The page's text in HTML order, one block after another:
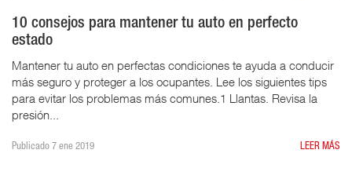
10 consejos para mantener tu auto en perfecto
estado
Mantener tu auto en perfectas condiciones te ayuda a conducir
más seguro y proteger a los ocupantes. Lee los siguientes tips
para evitar los problemas más comunes.1 Llantas. Revisa la
presión...
Publicado 7 ene 2019 LEER MÁS